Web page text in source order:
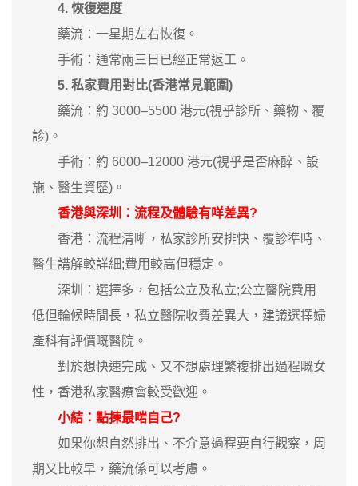
4. 恢復速度
藥流：一星期左右恢復。
手術：通常兩三日已經正常返工。
5. 私家費用對比(香港常見範圍)
藥流：約 3000–5500 港元(視乎診所、藥物、覆
診)。
手術：約 6000–12000 港元(視乎是否麻醉、設
施、醫生資歷)。
香港與深圳：流程及體驗有咩差異?
香港：流程清晰，私家診所安排快、覆診準時、
醫生講解較詳細;費用較高但穩定。
深圳：選擇多，包括公立及私立;公立醫院費用
低但輪候時間長，私立醫院收費差異大，建議選擇婦
產科有評價嘅醫院。
對於想快速完成、又不想處理繁複排出過程嘅女
性，香港私家醫療會較受歡迎。
小結：點揀最啱自己?
如果你想自然排出、不介意過程要自行觀察，周
期又比較早，藥流係可以考慮。